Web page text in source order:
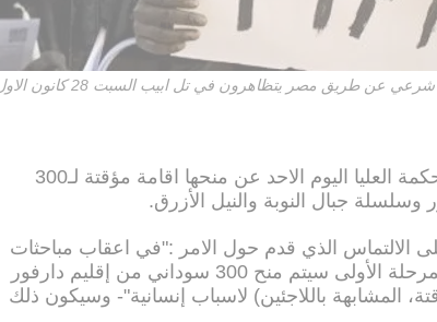
مصر يتظاهرون في تل ابيب السبت 28 كانون الاول/ديسمبر 2013
أعلنت الحكومة الإسرائيلية امام المحكمة العليا اليوم الاحد عن منحها اقامة مؤقتة لـ300
جبال النوبة والنيل الأزرق.
الالتماس الذي قدم حول الامر :"في اعقاب مباحثات
وبعد دراسة القضية، قررنا أنه في المرحلة الأولى سيتم منح 300 سوداني من إقليم دارفور
المؤقتة، المشابهة باللاجئين) لاسباب إنسانية"- وسيكون ذلك